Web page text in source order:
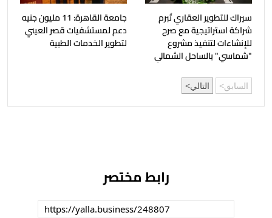
سيراك للتطوير العقاري تُبرم
شراكة استراتيجية مع صرح
للإنشاءات لتنفيذ مشروع
"شماسي" بالساحل الشمالي
جامعة القاهرة: 11 مليون جنيه
دعم لمستشفيات قصر العيني
لتطوير الخدمات الطبية
السابق التالي
رابط مختصر